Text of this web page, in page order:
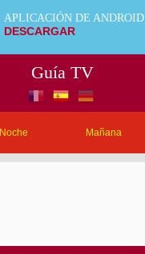
APLICACIÓN DE ANDROID
DESCARGAR
Guía TV
Noche Mañana